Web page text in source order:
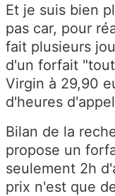
Et je suis bien
pas car, pour
fait plusieurs
d'un forfait
Virgin à 29,90
d'heures
Bilan de la
propose un
seulement 2h
prix n'est que